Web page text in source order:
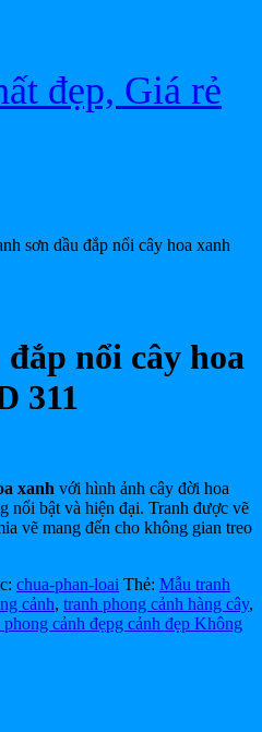
đẹp, Giá rẻ
sơn dầu đắp nổi cây hoa xanh
nổi cây hoa
311
xanh với hình ảnh cây đời hoa
nổi bật và hiện đại. Tranh được vẽ
vẽ mang đến cho không gian treo
chua-phan-loai Thẻ: Mẫu tranh
cảnh, tranh phong cảnh hàng cây,
cảnh đẹpg cảnh đẹp Không